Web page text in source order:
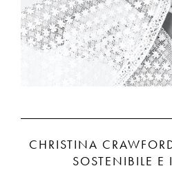
CHRISTINA
SOSTENIBILE E
VEDI TUTTI I PRODOTTI DI
IN EVIDENZA
PELLE
VEDI TUTTI I PRODOTTI DI